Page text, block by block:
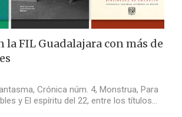
la FIL Guadalajara con más de
Crónica núm. 4, Monstrua, Para
y El espíritu del 22, entre los títulos…